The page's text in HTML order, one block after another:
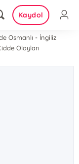
Kaydol
Osmanlı - İngiliz
Olayları